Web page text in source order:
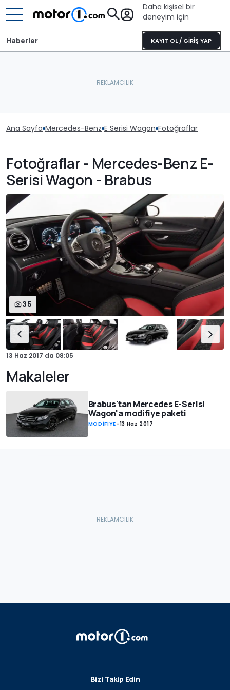
Daha kişisel bir
deneyim için
KAYIT OL / GİRİŞ YAP
Haberler
Ana Sayfa Mercedes-Benz E Serisi Wagon Fotoğraflar
Fotoğraflar - Mercedes-Benz E-
Serisi Wagon - Brabus
35
13 Haz 2017 da 08:05
Makaleler
Brabus'tan Mercedes E-Serisi
Wagon'a modifiye paketi
MODİFİYE-13 Haz 2017
Bizi Takip Edin